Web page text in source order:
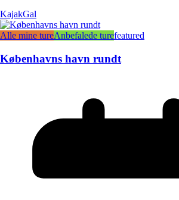
KajakGal
Alle mine tureAnbefalede turefeatured
Københavns havn rundt